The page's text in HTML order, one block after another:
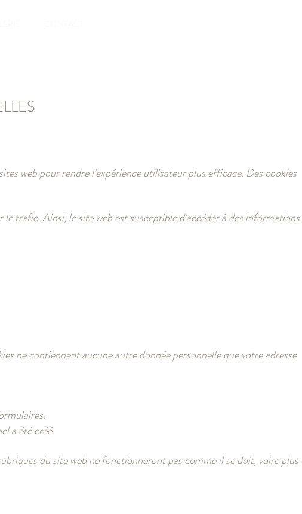
web pour rendre l’expérience utilisateur plus efficace. Des cookies
trafic. Ainsi, le site web est susceptible d'accéder à des informations
ne contiennent aucune autre donnée personnelle que votre adresse
a été créé.
du site web ne fonctionneront pas comme il se doit, voire plus